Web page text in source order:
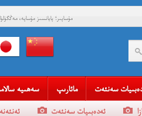
مۇساپىر؛ پايانسىز مۇساپە،
قەستەن تارىخقا
چاندرا بوس ۋە
قەستەن تارىخقا
قەلبىدە ئازادلىق ئوتى
سەنئەت مائارىپ سەھىيە
ئەدەبىيات سەنئەت